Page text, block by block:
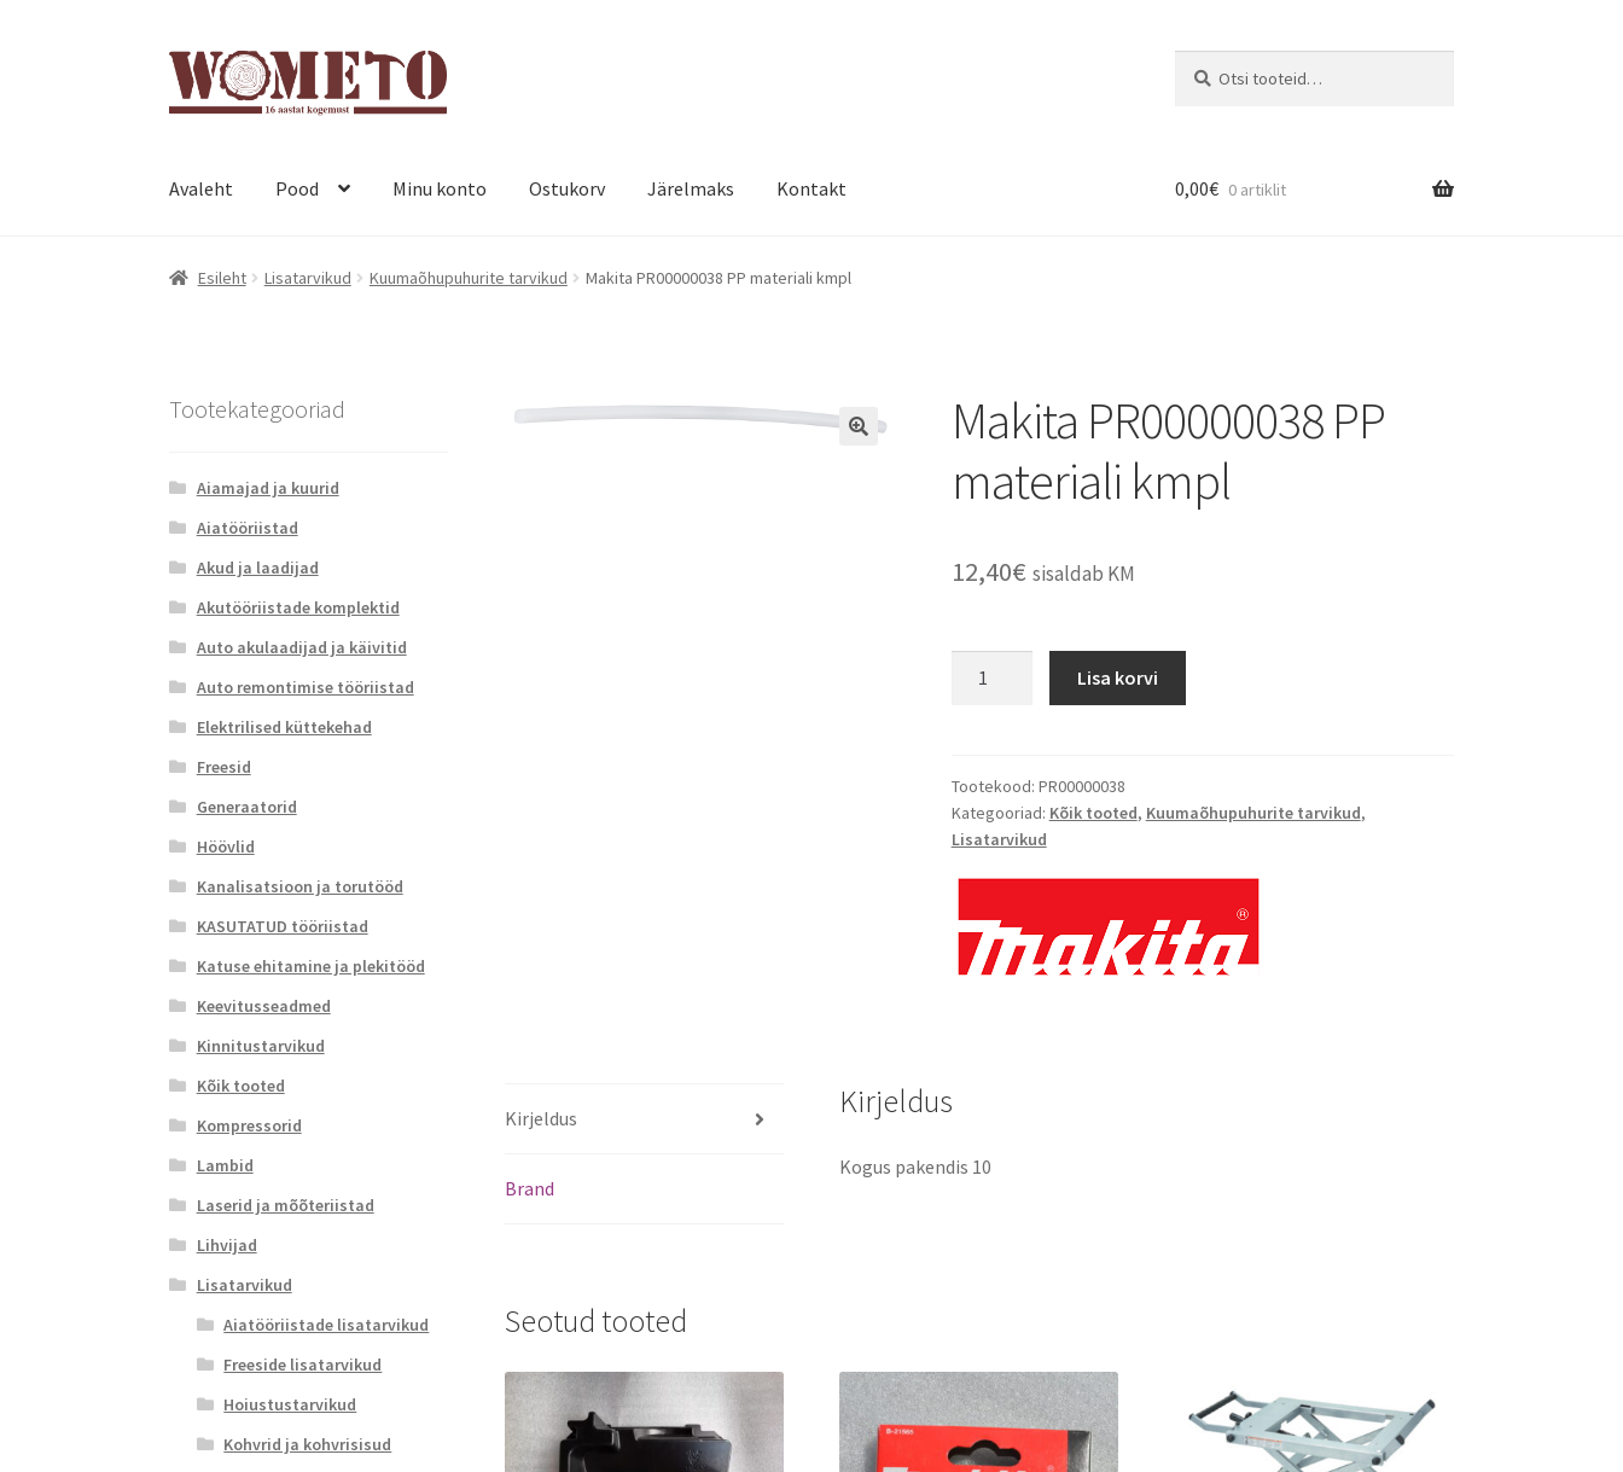
Avaleht Pood Minu konto Ostukorv Järelmaks Kontakt 0,00€ 0 artiklit
Esileht Lisatarvikud Kuumaõhupuhurite tarvikud Makita PR00000038 PP materiali kmpl
Makita PR00000038 PP
materiali kmpl
12,40€ sisaldab KM
Lisa korvi
Tootekood: PR00000038
Kategooriad: Kõik tooted, Kuumaõhupuhurite tarvikud,
Lisatarvikud
Kirjeldus
Brand
Kirjeldus
Kogus pakendis 10
Seotud tooted
Tootekategooriad
Aiamajad ja kuurid
Aiatööriistad
Akud ja laadijad
Akutööriistade komplektid
Auto akulaadijad ja käivitid
Auto remontimise tööriistad
Elektrilised küttekehad
Freesid
Generaatorid
Höövlid
Kanalisatsioon ja torutööd
KASUTATUD tööriistad
Katuse ehitamine ja plekitööd
Keevitusseadmed
Kinnitustarvikud
Kõik tooted
Kompressorid
Lambid
Laserid ja mõõteriistad
Lihvijad
Lisatarvikud
Aiatööriistade lisatarvikud
Freeside lisatarvikud
Hoiustustarvikud
Kohvrid ja kohvrisisud